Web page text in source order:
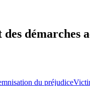
des démarches
du préjudice